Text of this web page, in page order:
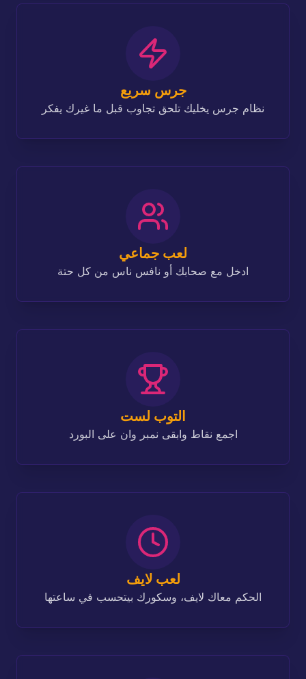
جرس سريع
نظام جرس يخليك تلحق تجاوب قبل ما غيرك يفكر
لعب جماعي
ادخل مع صحابك أو نافس ناس من كل حتة
التوب لست
اجمع نقاط وابقى نمبر وان على البورد
لعب لايف
الحكم معاك لايف، وسكورك بيتحسب في ساعتها